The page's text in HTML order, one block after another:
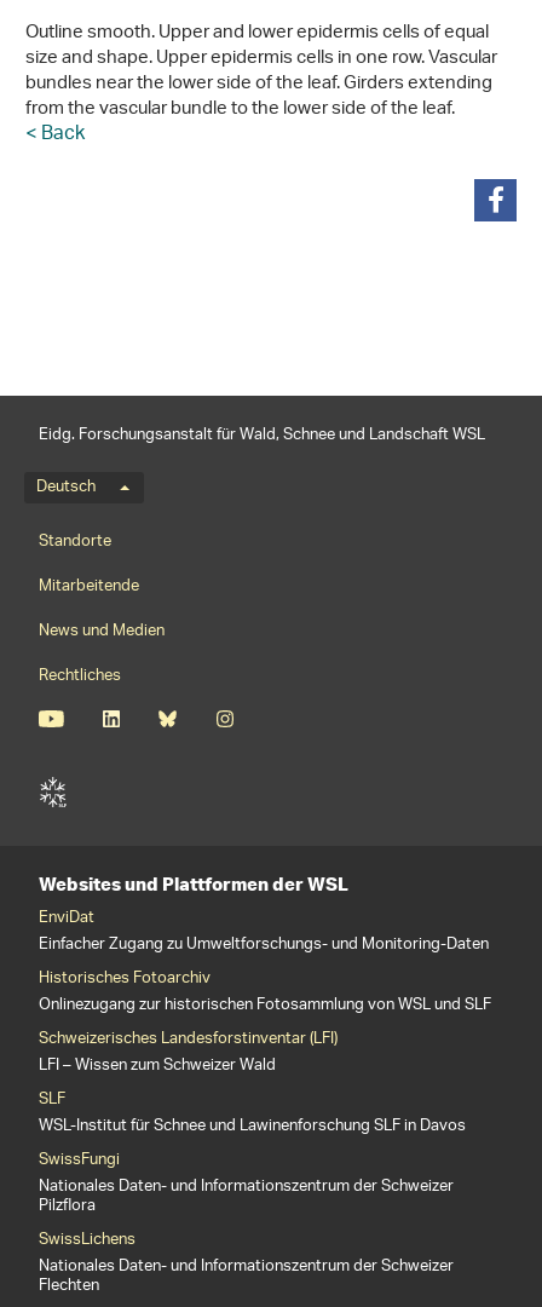
Outline smooth. Upper and lower epidermis cells of equal
size and shape. Upper epidermis cells in one row. Vascular
bundles near the lower side of the leaf. Girders extending
from the vascular bundle to the lower side of the leaf.
< Back
Eidg. Forschungsanstalt für Wald, Schnee und Landschaft WSL
Sprachmenü
Deutsch
Footernavigation
Standorte
Mitarbeitende
News und Medien
Rechtliches
Websites und Plattformen der WSL
EnviDat
Einfacher Zugang zu Umweltforschungs- und Monitoring-Daten
Historisches Fotoarchiv
Onlinezugang zur historischen Fotosammlung von WSL und SLF
Schweizerisches Landesforstinventar (LFI)
LFI – Wissen zum Schweizer Wald
SLF
WSL-Institut für Schnee und Lawinenforschung SLF in Davos
SwissFungi
Nationales Daten- und Informationszentrum der Schweizer
Pilzflora
SwissLichens
Nationales Daten- und Informationszentrum der Schweizer
Flechten